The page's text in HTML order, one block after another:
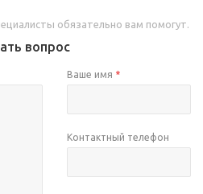
обязательно вам помогут.
вопрос
Ваше имя *
Контактный телефон